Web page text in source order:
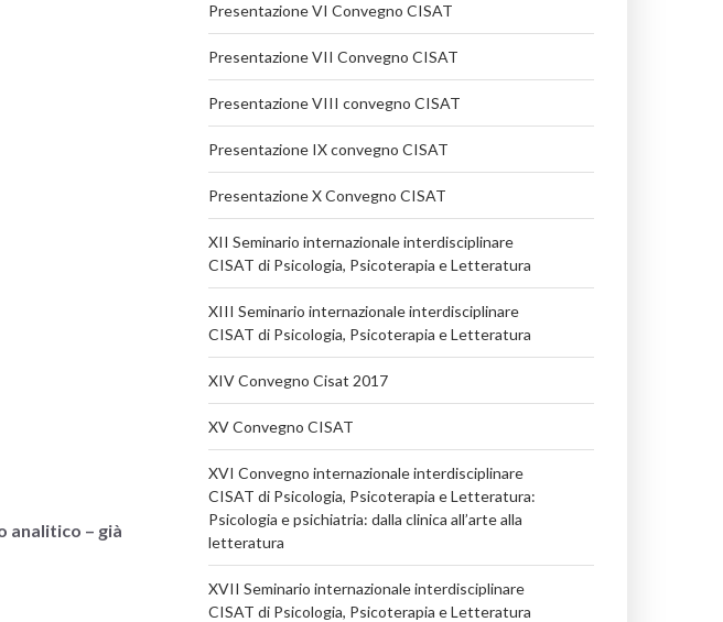
analitico – già
Presentazione VI Convegno CISAT
Presentazione VII Convegno CISAT
Presentazione VIII convegno CISAT
Presentazione IX convegno CISAT
Presentazione X Convegno CISAT
XII Seminario internazionale interdisciplinare
CISAT di Psicologia, Psicoterapia e Letteratura
XIII Seminario internazionale interdisciplinare
CISAT di Psicologia, Psicoterapia e Letteratura
XIV Convegno Cisat 2017
XV Convegno CISAT
XVI Convegno internazionale interdisciplinare
CISAT di Psicologia, Psicoterapia e Letteratura:
Psicologia e psichiatria: dalla clinica all’arte alla
letteratura
XVII Seminario internazionale interdisciplinare
CISAT di Psicologia, Psicoterapia e Letteratura